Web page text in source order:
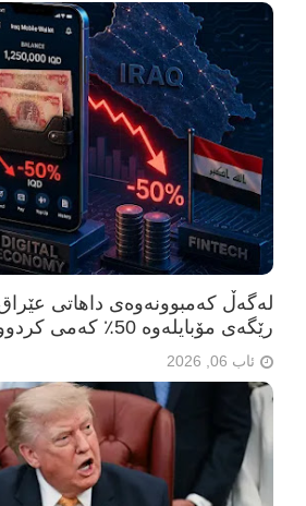
لەگەڵ کەمبوونەوەی داهاتی
رێگەی مۆبایلەوە 50٪ کەمی کردووە
ئاب 06, 2026